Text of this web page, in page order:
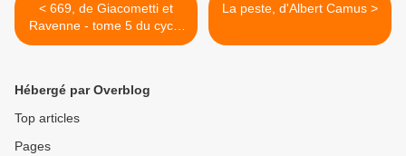
< 669, de Giacometti et
Ravenne - tome 5 du cycle
du Soleil noir
La peste, d'Albert Camus >
Hébergé par Overblog
Top articles
Pages